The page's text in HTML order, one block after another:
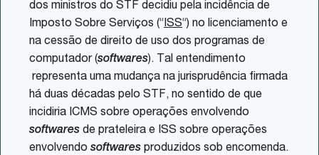
dos ministros do STF decidiu pela incidência de
Imposto Sobre Serviços (“ISS“) no licenciamento e
na cessão de direito de uso dos programas de
computador (softwares). Tal entendimento
representa uma mudança na jurisprudência firmada
há duas décadas pelo STF, no sentido de que
incidiria ICMS sobre operações envolvendo
softwares de prateleira e ISS sobre operações
envolvendo softwares produzidos sob encomenda.